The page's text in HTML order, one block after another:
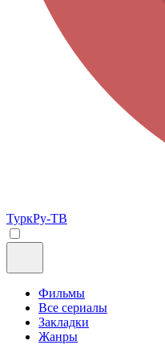
ТуркРу-ТВ
Фильмы
Все сериалы
Закладки
Жанры